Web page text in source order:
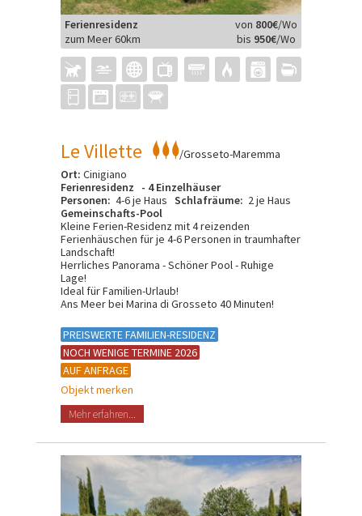
Ferienresidenz von 800€/Wo
bis 950€/Wo
zum Meer 60km
Le Villette
/Grosseto-Maremma
Ort: Cinigiano
Ferienresidenz - 4 Einzelhäuser
Personen: 4-6 je Haus Schlafräume: 2 je Haus
Gemeinschafts-Pool
Kleine Ferien-Residenz mit 4 reizenden
Ferienhäuschen für je 4-6 Personen in traumhafter
Landschaft!
Herrliches Panorama - Schöner Pool - Ruhige
Lage!
Ideal für Familien-Urlaub!
Ans Meer bei Marina di Grosseto 40 Minuten!
PREISWERTE FAMILIEN-RESIDENZ
NOCH WENIGE TERMINE 2026
AUF ANFRAGE
Objekt merken
Mehr erfahren...